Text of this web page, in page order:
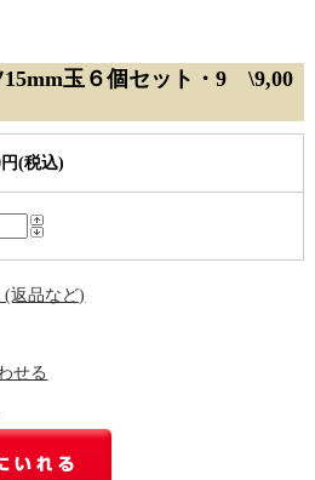
15mm玉６個セット・9 \9,00
(税込)
(返品など)
せる